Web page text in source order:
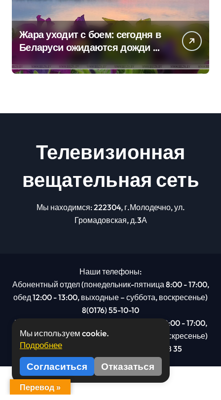
Жара уходит с боем: сегодня в
Беларуси ожидаются дожди и
грозы
Телевизионная
вещательная сеть
Мы находимся: 222304, г.Молодечно, ул.
Громадовская, д.3А
Наши телефоны:
Абонентный отдел (понедельник-пятница 8:00 - 17:00,
обед 12:00 - 13:00, выходные – суббота, воскресенье)
8(0176) 55-10-10
Рекламный отдел (понедельник-пятница 8:00 - 17:00,
обед 12:00 - 13:00, выходные – суббота, воскресенье)
8(0176): 54 95 80, МТС +375 29 201 78 35
Мы используем cookie.
Подробнее
Согласиться Отказаться
Перевод »